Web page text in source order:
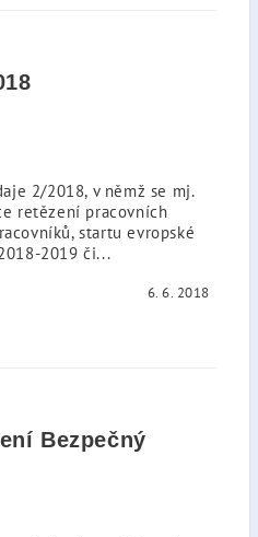
2/2018, v němž se mj.
retězení pracovních
startu evropské
2019 či...
6. 6. 2018
Bezpečný